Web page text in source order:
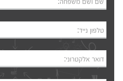
טלפון נייד:
דואר אלקטרוני: